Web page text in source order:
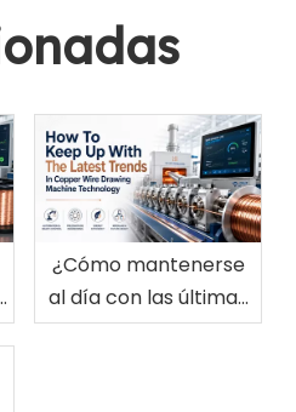
¿Cómo mantenerse
al día con las últimas
tendencias en